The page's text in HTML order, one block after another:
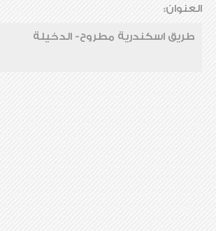
العنوان:
طريق اسكندرية مطروح- الدخيلة